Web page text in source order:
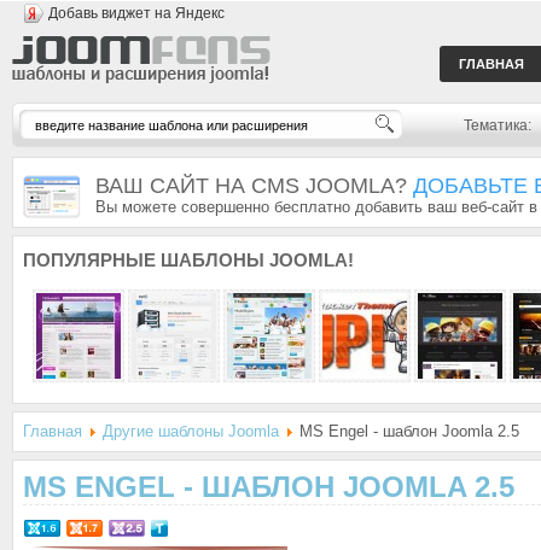
Добавь виджет на Яндекс
ГЛАВНАЯ
Тематика:
ВАШ САЙТ НА CMS JOOMLA? ДОБАВЬТЕ
Вы можете совершенно бесплатно добавить ваш веб-сайт
ПОПУЛЯРНЫЕ ШАБЛОНЫ JOOMLA!
Главная Другие шаблоны Joomla MS Engel - шаблон Joomla 2.5
MS ENGEL - ШАБЛОН JOOMLA 2.5